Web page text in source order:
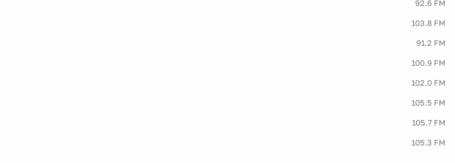
92.6 FM
103.8 FM
91.2 FM
100.9 FM
102.0 FM
105.5 FM
105.7 FM
105.3 FM